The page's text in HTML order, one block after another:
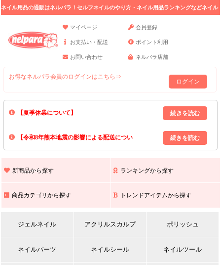
ネイル用品の通販はネルパラ！セルフネイルのやり方・ネイル用品ランキングなどネイル
マイページ
会員登録
お支払い・配送 ポイント利用
お問い合わせ ネルパラ店舗
お得なネルパラ会員のログインはこちら⇒
ログイン
【夏季休業について】
8/13(木)～8/16(日)の間｢出荷業務・お問い合わせ業務｣はお休みいたしま
上記期間中のご注文・お問い合わせは8/17(月)以降の対応となりますので
【令和8年熊本地震の影響による配送につい
また､ 九州全域でお荷物のお届けに遅延が生じております｡
新商品から探す ランキングから探す
商品カテゴリから探す トレンドアイテムから探す
ジェルネイル アクリルスカルプ ポリッシュ
ネイルパーツ ネイルシール ネイルツール